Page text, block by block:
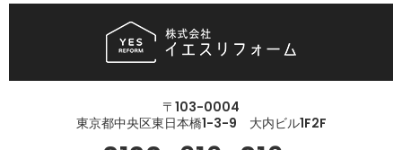
〒103-0004
東京都中央区東日本橋1-3-9 大内ビル1F2F